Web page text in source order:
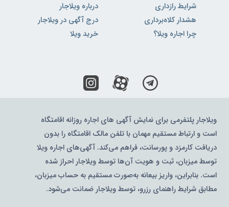
شرایط رازداری
هشدار کلاه‌برداری
چرا اجاره ویلا؟
درباره ویلاجار
درج آگهی در ویلاجار
خرید ویلا
ویلاجار پلتفرمی برای نمایش آگهی های اجاره روزانه اقامتگاه
است و ارتباط مستقیم مهمان با تلفن مالک اقامتگاه را بدون
دریافت کارمزد و پورسانت، فراهم می‌کند. آگهی‌های اجاره ویلا
توسط میزبان، ثبت و هویت آن‌ها توسط ویلاجار احراز شده
است. بنابراین، واریز بیعانه به‌صورت مستقیم به حساب میزبان،
مطابق شرایط راهنمای رزرو، توسط ویلاجار ضمانت می‌شود.